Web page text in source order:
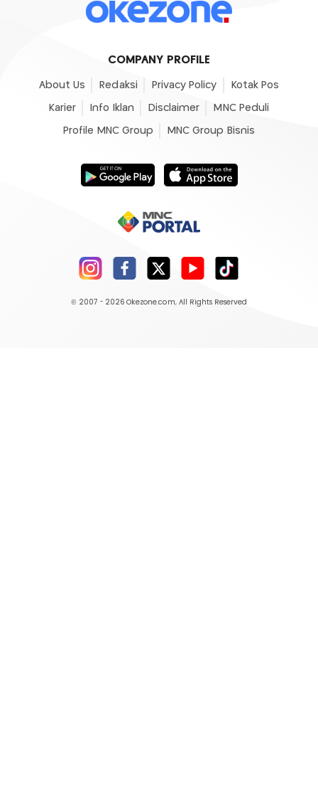
COMPANY PROFILE
About Us Redaksi Privacy Policy Kotak Pos
Karier Info Iklan Disclaimer MNC Peduli
Profile MNC Group MNC Group Bisnis
© 2007 - 2026 Okezone.com, All Rights Reserved